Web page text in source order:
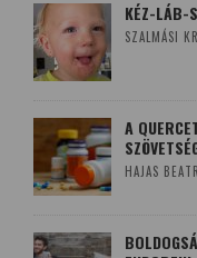
KÉZ-LÁB-
SZALMÁSI
A
HAJAS